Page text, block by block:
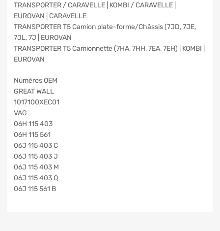
TRANSPORTER / CARAVELLE | KOMBI / CARAVELLE |
EUROVAN | CARAVELLE
TRANSPORTER T5 Camion plate-forme/Châssis (7JD, 7JE,
7JL, 7J | EUROVAN
TRANSPORTER T5 Camionnette (7HA, 7HH, 7EA, 7EH) | KOMBI |
EUROVAN
Numéros OEM
GREAT WALL
1017100XEC01
VAG
06H 115 403
06H 115 561
06J 115 403 C
06J 115 403 J
06J 115 403 M
06J 115 403 Q
06J 115 561 B